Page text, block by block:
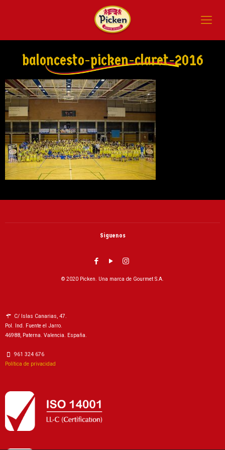
baloncesto-picken-claret-2016
Siguenos
© 2020 Picken. Una marca de Gourmet S.A.
C/ Islas Canarias, 47.
Pol. Ind. Fuente el Jarro.
46988, Paterna. Valencia. España.
961 324 676
Política de privacidad